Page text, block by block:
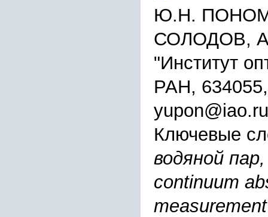
Ю.Н.
СОЛОДОВ,
"Институт
РАН,
Ключевые
водяной
continuum